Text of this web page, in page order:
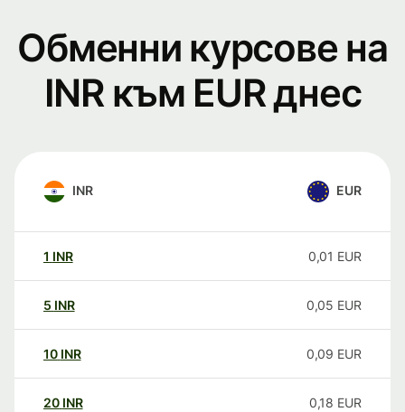
Обменни курсове на
INR към EUR днес
INR EUR
1 INR 0,01 EUR
5 INR 0,05 EUR
10 INR 0,09 EUR
20 INR 0,18 EUR